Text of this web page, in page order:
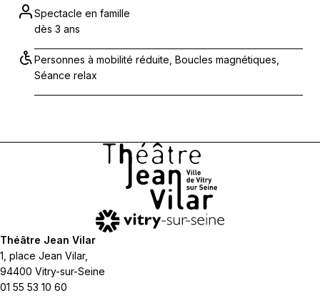
Spectacle en famille
dès 3 ans
Personnes à mobilité réduite, Boucles magnétiques,
Séance relax
Théâtre Jean Vilar
1, place Jean Vilar,
94400 Vitry-sur-Seine
01 55 53 10 60